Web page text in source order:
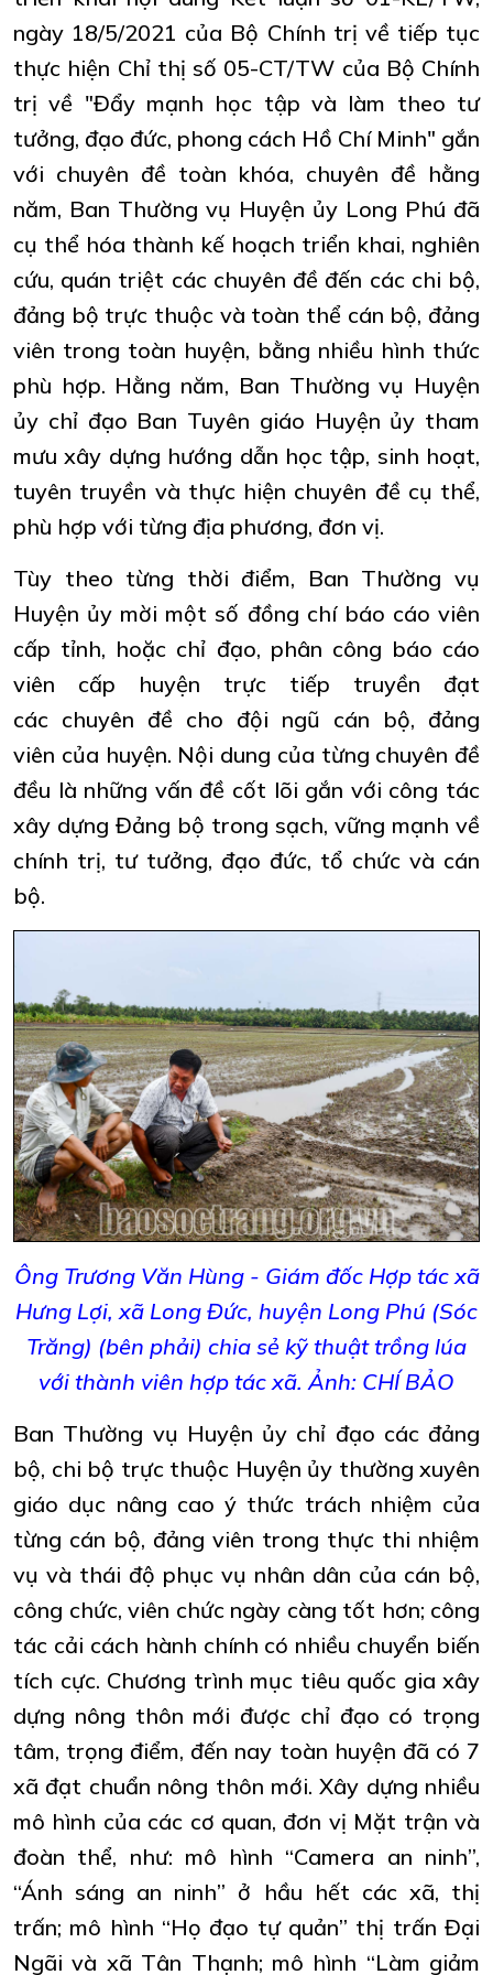
ngày 18/5/2021 của Bộ Chính trị về tiếp tục
thực hiện Chỉ thị số 05-CT/TW của Bộ Chính
trị về "Đẩy mạnh học tập và làm theo tư
tưởng, đạo đức, phong cách Hồ Chí Minh" gắn
với chuyên đề toàn khóa, chuyên đề hằng
năm, Ban Thường vụ Huyện ủy Long Phú đã
cụ thể hóa thành kế hoạch triển khai, nghiên
cứu, quán triệt các chuyên đề đến các chi bộ,
đảng bộ trực thuộc và toàn thể cán bộ, đảng
viên trong toàn huyện, bằng nhiều hình thức
phù hợp. Hằng năm, Ban Thường vụ Huyện
ủy chỉ đạo Ban Tuyên giáo Huyện ủy tham
mưu xây dựng hướng dẫn học tập, sinh hoạt,
tuyên truyền và thực hiện chuyên đề cụ thể,
phù hợp với từng địa phương, đơn vị.
Tùy theo từng thời điểm, Ban Thường vụ
Huyện ủy mời một số đồng chí báo cáo viên
cấp tỉnh, hoặc chỉ đạo, phân công báo cáo
viên cấp huyện trực tiếp truyền đạt
các chuyên đề cho đội ngũ cán bộ, đảng
viên của huyện. Nội dung của từng chuyên đề
đều là những vấn đề cốt lõi gắn với công tác
xây dựng Đảng bộ trong sạch, vững mạnh về
chính trị, tư tưởng, đạo đức, tổ chức và cán
bộ.
Ông Trương Văn Hùng - Giám đốc Hợp tác xã
Hưng Lợi, xã Long Đức, huyện Long Phú (Sóc
Trăng) (bên phải) chia sẻ kỹ thuật trồng lúa
với thành viên hợp tác xã. Ảnh: CHÍ BẢO
Ban Thường vụ Huyện ủy chỉ đạo các đảng
bộ, chi bộ trực thuộc Huyện ủy thường xuyên
giáo dục nâng cao ý thức trách nhiệm của
từng cán bộ, đảng viên trong thực thi nhiệm
vụ và thái độ phục vụ nhân dân của cán bộ,
công chức, viên chức ngày càng tốt hơn; công
tác cải cách hành chính có nhiều chuyển biến
tích cực. Chương trình mục tiêu quốc gia xây
dựng nông thôn mới được chỉ đạo có trọng
tâm, trọng điểm, đến nay toàn huyện đã có 7
xã đạt chuẩn nông thôn mới. Xây dựng nhiều
mô hình của các cơ quan, đơn vị Mặt trận và
đoàn thể, như: mô hình “Camera an ninh”,
“Ánh sáng an ninh” ở hầu hết các xã, thị
trấn; mô hình “Họ đạo tự quản” thị trấn Đại
Ngãi và xã Tân Thạnh; mô hình “Làm giảm